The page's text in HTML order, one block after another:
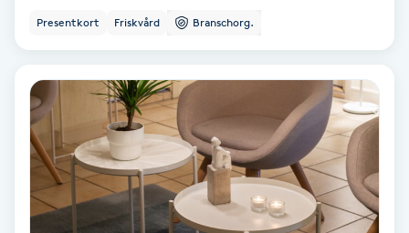
Brynformning
Brynfärgning
Brynplockning
Bröllopsuppsättning
Presentkort Friskvård Branschorg.